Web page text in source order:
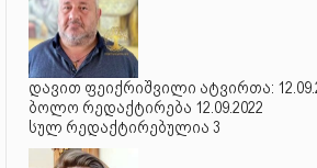
დავით ფეიქრიშვილი ატვირთა:
ბოლო რედაქტირება 12.09.2022
სულ რედაქტირებულია 3